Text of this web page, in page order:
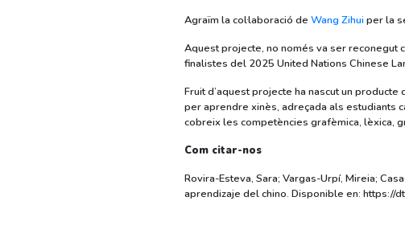
Agraïm la col·laboració de Wang Zihui per la
Aquest projecte, no només va ser reconegut
finalistes del 2025 United Nations Chinese
Fruit d’aquest projecte ha nascut un producte
per aprendre xinès, adreçada als estudiants
cobreix les competències grafèmica, lèxica,
Com citar-nos
Rovira-Esteva, Sara; Vargas-Urpí, Mireia;
aprendizaje del chino. Disponible en: https://